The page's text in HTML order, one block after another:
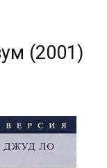
(2001)